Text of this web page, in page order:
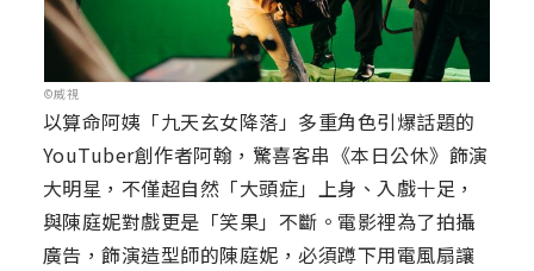
©威視
以算命阿姨「九天玄女降落」多重角色引爆話題的
YouTuber創作者阿翰，驚喜客串《本日公休》飾演
大明星，不僅超自然「大頭症」上身、入戲十足，
與陳庭妮對戲更是「笑果」不斷。電影裡為了拍攝
廣告，飾演造型師的陳庭妮，必須蹲下用電風扇讓